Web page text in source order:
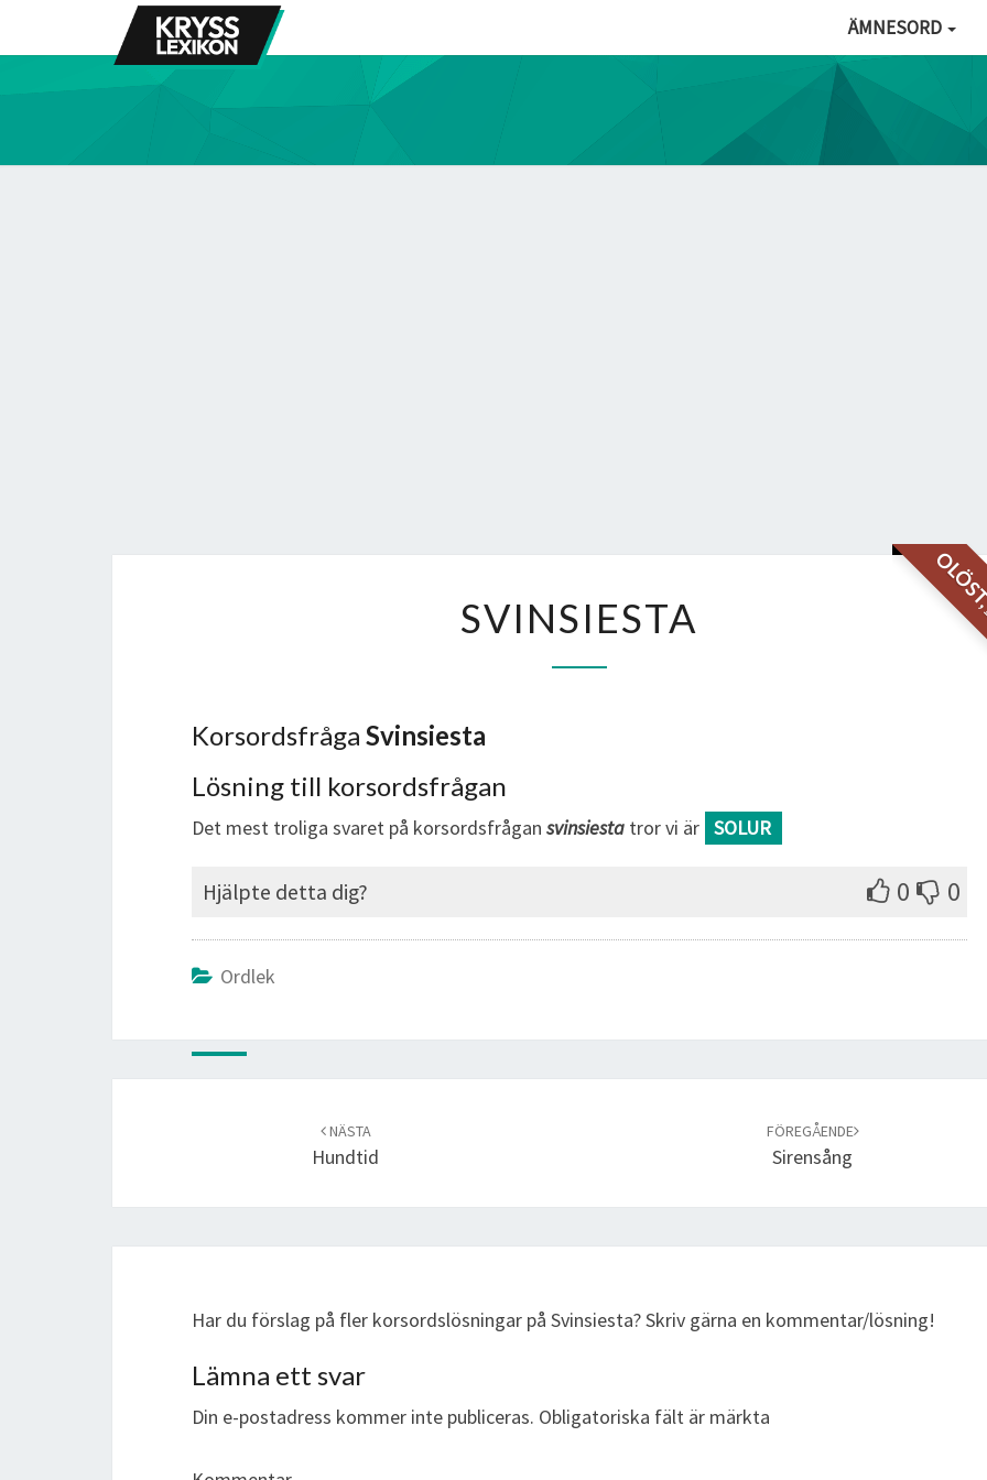
ÄMNESORD
SVINSIESTA
Korsordsfråga Svinsiesta
Lösning till korsordsfrågan
Det mest troliga svaret på korsordsfrågan svinsiesta tror vi är SOLUR
Hjälpte detta dig? 0 0
Ordlek
NÄSTA
Hundtid
FÖREGÅENDE
Sirensång
Har du förslag på fler korsordslösningar på Svinsiesta? Skriv gärna en kommentar/lösning!
Lämna ett svar
Din e-postadress kommer inte publiceras. Obligatoriska fält är märkta